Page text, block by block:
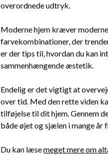
overordnede udtryk.
Moderne hjem kræver
farvekombinationer, der
er der tips til, hvordan du kan
sammenhængende æstetik.
Endelig er det vigtigt at
over tid. Med den rette viden
tilføjelse til dit hjem. Gennem
både øjet og sjælen i mange år
Du kan læsemeget mere om